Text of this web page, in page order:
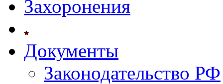
Захоронения
Документы
Законодательство РФ